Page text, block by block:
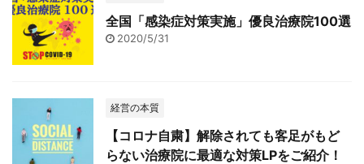
全国「感染症対策実施」優良治療院100選
2020/5/31
経営の本質
【コロナ自粛】解除されても客足がもど
らない治療院に最適な対策LPをご紹介！